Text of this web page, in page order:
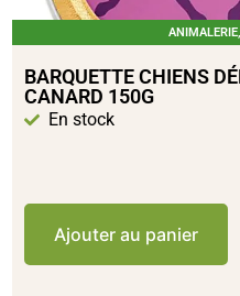
ANIMALERIE,
BARQUETTE CHIENS
CANARD 150G
En stock
Ajouter au panier